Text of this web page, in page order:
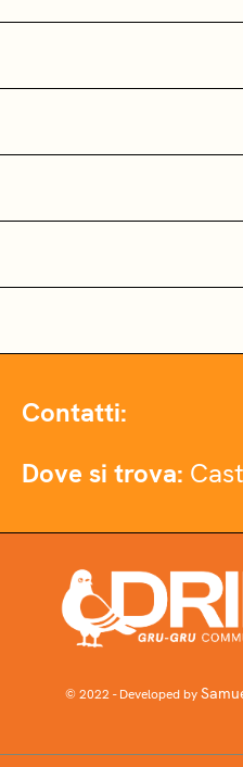
Contatti:
Dove si trova:
© 2022 - Developed by